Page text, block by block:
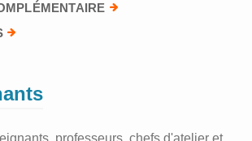
professeurs, chefs d'atelier et